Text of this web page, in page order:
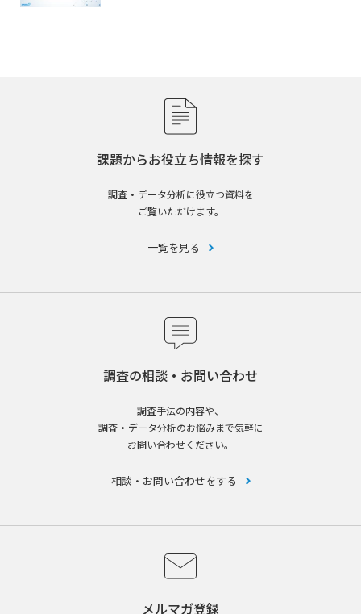
課題からお役立ち情報を探す
調査・データ分析に役立つ資料を
ご覧いただけます。
一覧を見る
調査の相談・お問い合わせ
調査手法の内容や、
調査・データ分析のお悩みまで気軽に
お問い合わせください。
相談・お問い合わせをする
メルマガ登録